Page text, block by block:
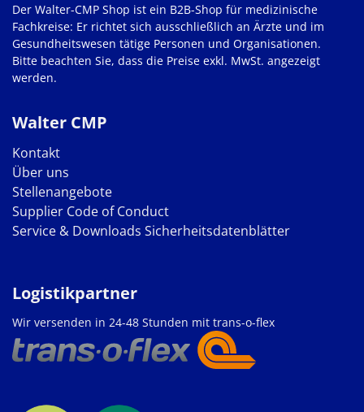
Walter CMP
Kontakt
Über uns
Stellenangebote
Supplier Code of Conduct
Service & Downloads Sicherheitsdatenblätter
Der Walter-CMP Shop ist ein B2B-Shop für medizinische
Fachkreise: Er richtet sich ausschließlich an Ärzte und im
Gesundheitswesen tätige Personen und Organisationen.
Bitte beachten Sie, dass die Preise exkl. MwSt. angezeigt
werden.
Logistikpartner
Wir versenden in 24-48 Stunden mit trans-o-flex